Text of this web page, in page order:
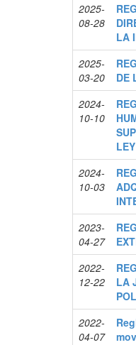
2025-
08-28
LA
2025-
03-20
DE
2024-
10-10
2024-
10-03
2023-
04-27
2022-
12-22
LA
2022-
04-07